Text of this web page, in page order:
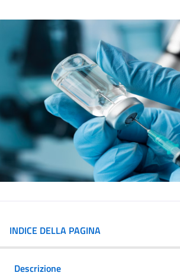
INDICE DELLA PAGINA
Descrizione